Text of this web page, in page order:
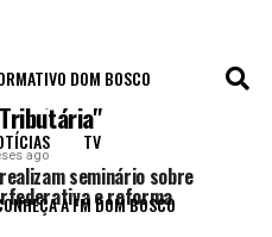
DOM BOSCO
TV
A FM DOM BOSCO
Interfederativa e
ago
realizam seminário sobre
e reforma